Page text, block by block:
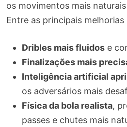
os movimentos mais
Entre as principais melhorias
Dribles mais fluidose
Finalizações mais
Inteligência artificial
os adversários mais
Física da bola realista,
passes e chutes mais